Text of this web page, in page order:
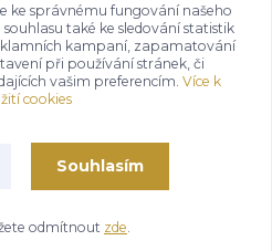
Eshop-rychle.cz
ke správnému fungování našeho
také ke sledování statistik
kampaní, zapamatování
při používání stránek, či
vašim preferencím. Více k
cookies
Souhlasím
odmítnout zde